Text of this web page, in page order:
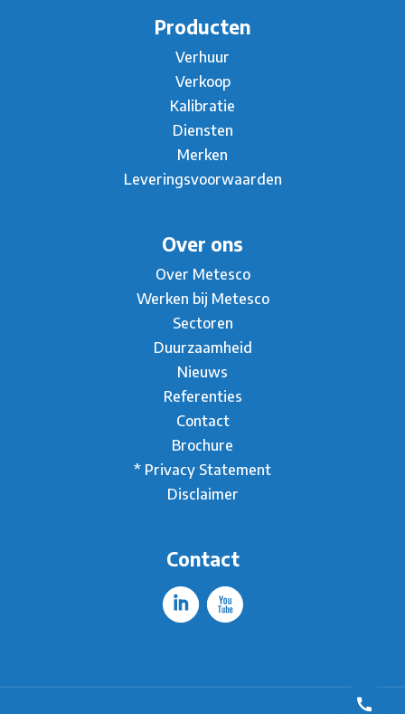
Producten
Verhuur
Verkoop
Kalibratie
Diensten
Merken
Leveringsvoorwaarden
Over ons
Over Metesco
Werken bij Metesco
Sectoren
Duurzaamheid
Nieuws
Referenties
Contact
Brochure
* Privacy Statement
Disclaimer
Contact